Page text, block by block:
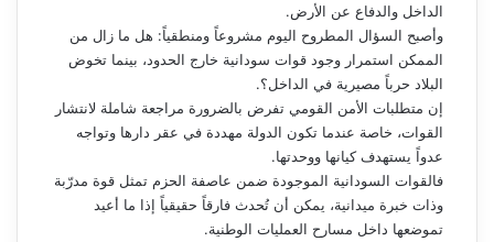
الداخل والدفاع عن الأرض.
وأصبح السؤال المطروح اليوم مشروعاً ومنطقياً: هل ما زال من
الممكن استمرار وجود قوات سودانية خارج الحدود، بينما تخوض
البلاد حرباً مصيرية في الداخل؟.
إن متطلبات الأمن القومي تفرض بالضرورة مراجعة شاملة لانتشار
القوات، خاصة عندما تكون الدولة مهددة في عقر دارها وتواجه
عدواً يستهدف كيانها ووحدتها.
فالقوات السودانية الموجودة ضمن عاصفة الحزم تمثل قوة مدرّبة
وذات خبرة ميدانية، يمكن أن تُحدث فارقاً حقيقياً إذا ما أعيد
تموضعها داخل مسارح العمليات الوطنية.